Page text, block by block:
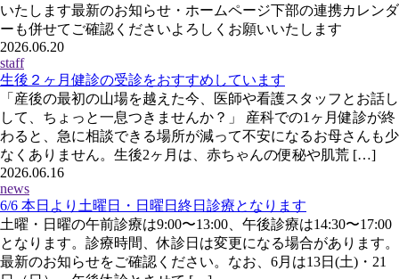
いたします最新のお知らせ・ホームページ下部の連携カレンダ
ーも併せてご確認くださいよろしくお願いいたします
2026.06.20
staff
生後２ヶ月健診の受診をおすすめしています
「産後の最初の山場を越えた今、医師や看護スタッフとお話し
して、ちょっと一息つきませんか？」 産科での1ヶ月健診が終
わると、急に相談できる場所が減って不安になるお母さんも少
なくありません。生後2ヶ月は、赤ちゃんの便秘や肌荒 […]
2026.06.16
news
6/6 本日より土曜日・日曜日終日診療となります
土曜・日曜の午前診療は9:00〜13:00、午後診療は14:30〜17:00
となります。診療時間、休診日は変更になる場合があります。
最新のお知らせをご確認ください。なお、6月は13日(土)・21